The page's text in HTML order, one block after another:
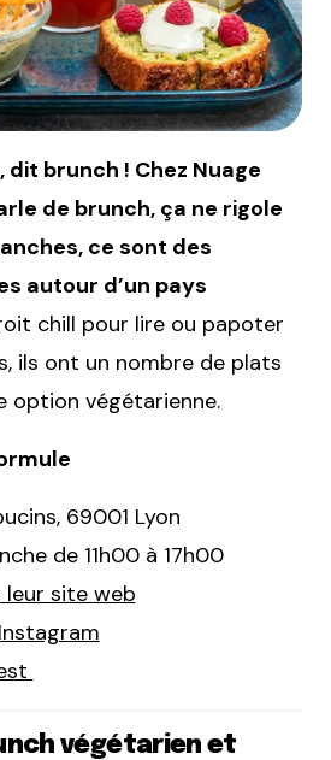
brunch ! Chez Nuage
de brunch, ça ne rigole
ce sont des
autour d’un pays
chill pour lire ou papoter
ils ont un nombre de plats
option végétarienne.
69001 Lyon
de 11h00 à 17h00
leur site web
végétarien et